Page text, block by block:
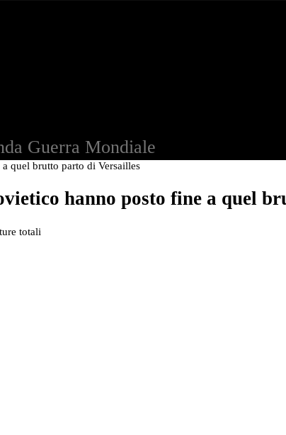
Guerra Mondiale
quel brutto parto di Versailles
hanno posto fine a quel
totali